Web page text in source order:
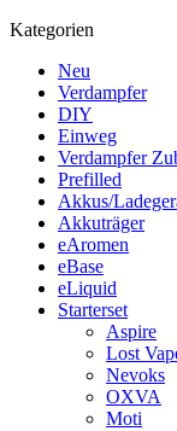
Kategorien
Neu
Verdampfer
DIY
Einweg
Verdampfer
Prefilled
Akkus/
Akkuträger
eAromen
eBase
eLiquid
Starterset
Aspire
Lost
Nevoks
OXVA
Moti